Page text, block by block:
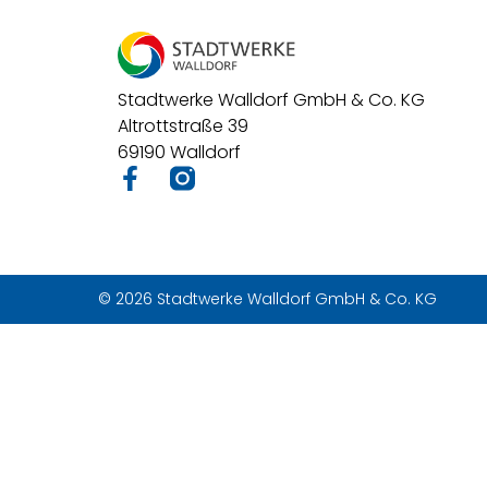
Stadtwerke Walldorf GmbH & Co. KG
Altrottstraße 39
69190 Walldorf
© 2026 Stadtwerke Walldorf GmbH & Co. KG